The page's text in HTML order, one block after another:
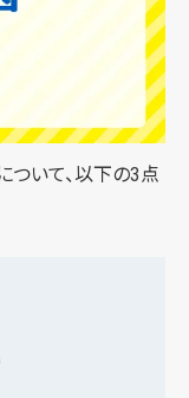
ついて、以下の3点